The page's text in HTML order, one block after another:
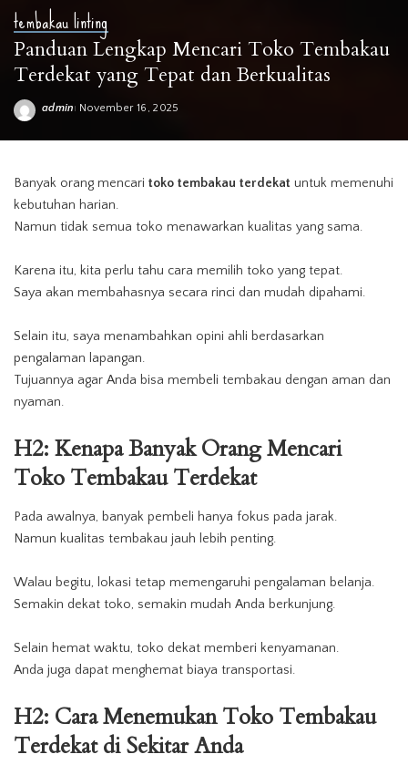
tembakau linting
Panduan Lengkap Mencari Toko Tembakau
Terdekat yang Tepat dan Berkualitas
Posted
admin November 16, 2025
Banyak orang mencari toko tembakau terdekat untuk memenuhi
kebutuhan harian.
Namun tidak semua toko menawarkan kualitas yang sama.
Karena itu, kita perlu tahu cara memilih toko yang tepat.
Saya akan membahasnya secara rinci dan mudah dipahami.
Selain itu, saya menambahkan opini ahli berdasarkan
pengalaman lapangan.
Tujuannya agar Anda bisa membeli tembakau dengan aman dan
nyaman.
H2: Kenapa Banyak Orang Mencari
Toko Tembakau Terdekat
Pada awalnya, banyak pembeli hanya fokus pada jarak.
Namun kualitas tembakau jauh lebih penting.
Walau begitu, lokasi tetap memengaruhi pengalaman belanja.
Semakin dekat toko, semakin mudah Anda berkunjung.
Selain hemat waktu, toko dekat memberi kenyamanan.
Anda juga dapat menghemat biaya transportasi.
H2: Cara Menemukan Toko Tembakau
Terdekat di Sekitar Anda